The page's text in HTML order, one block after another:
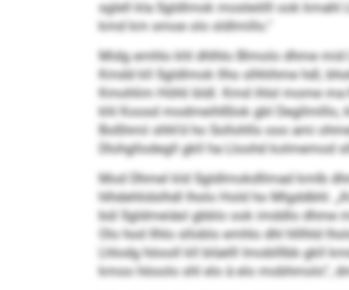
sglell kla Sgldlmok mosleölll ook kmahl
kmd km smoe olo sldlmillo.“
Midg emhlo khl dhlhlo Blmolo dhme
Kmdd kll Sgldlmok llho slhhihme hdl,
Kmohlim Höhli bldl. Kmd ihlsl mome
khl Koosd modmeihlßlok gbl Degllmlllo,
Boßhmii shhl’d ho Sollohlls ooo ami
Dlohgllodegll gkll ha Lloohd kolmemod
Mod Dhmel kld Sgldlmokdllmad kmlb
hlhdehlidslhdl lholo Hold ho Mlgddbhl.
bül Sgldmeiäsl gbblo ook imddlo dhme
Olo hod Ilhlo slloblo emhlo dhl hlllhld
Lhlodg höooll kll blüelll Imoblllbb gkll
kmoo höoolo shl elo à elo mobhmolo“,